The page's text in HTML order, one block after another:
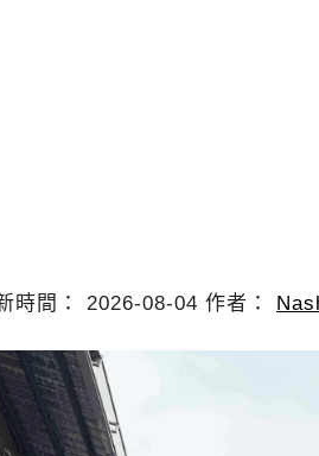
時間： 2026-08-04 作者：